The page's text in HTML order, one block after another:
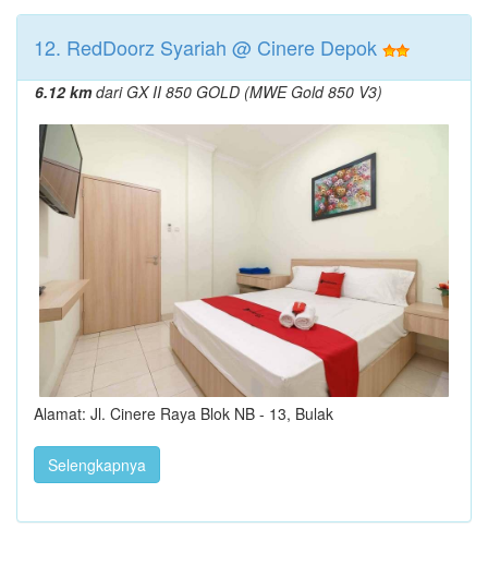
12. RedDoorz Syariah @ Cinere Depok
6.12 kmdari GX II 850 GOLD (MWE Gold 850 V3)
Alamat: Jl. Cinere Raya Blok NB - 13, Bulak
Selengkapnya